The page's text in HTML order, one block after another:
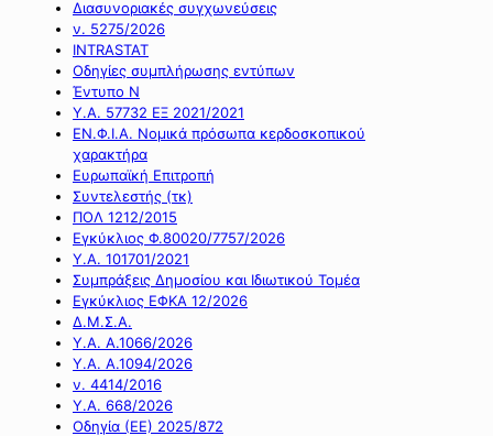
Διασυνοριακές συγχωνεύσεις
ν. 5275/2026
INTRASTAT
Οδηγίες συμπλήρωσης εντύπων
Έντυπο Ν
Υ.Α. 57732 ΕΞ 2021/2021
ΕΝ.Φ.Ι.Α. Νομικά πρόσωπα κερδοσκοπικού
χαρακτήρα
Ευρωπαϊκή Επιτροπή
Συντελεστής (τκ)
ΠΟΛ 1212/2015
Εγκύκλιος Φ.80020/7757/2026
Υ.Α. 101701/2021
Συμπράξεις Δημοσίου και Ιδιωτικού Τομέα
Εγκύκλιος ΕΦΚΑ 12/2026
Δ.Μ.Σ.Α.
Υ.Α. Α.1066/2026
Υ.Α. Α.1094/2026
ν. 4414/2016
Y.A. 668/2026
Οδηγία (ΕΕ) 2025/872